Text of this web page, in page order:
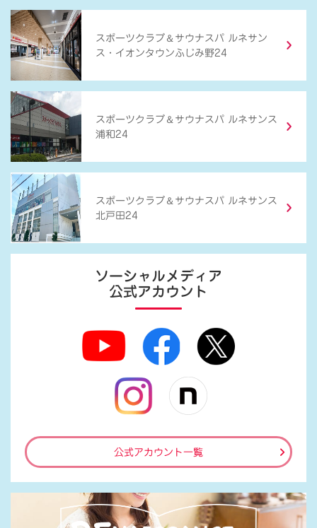
スポーツクラブ ＆ サウナスパ ルネサン
ス・イオンタウンふじみ野24
スポーツクラブ ＆ サウナスパ ルネサンス
浦和24
スポーツクラブ ＆ サウナスパ ルネサンス
北戸田24
ソーシャルメディア
公式アカウント
公式アカウント一覧